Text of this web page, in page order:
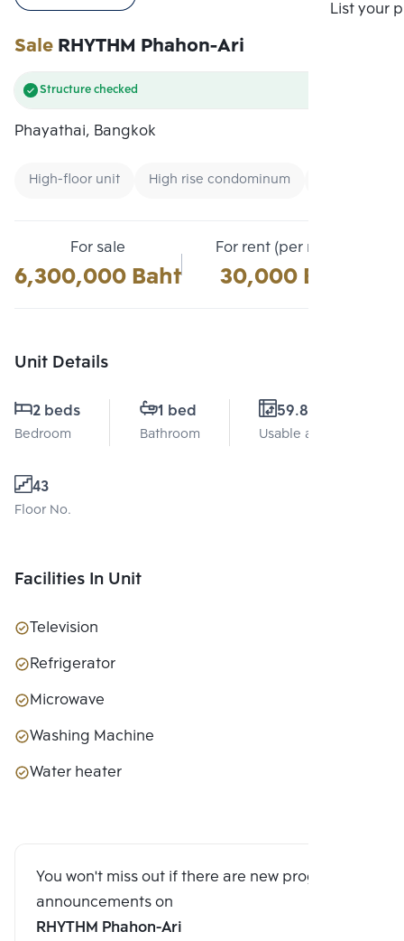
List your
SaleRHYTHM Phahon-Ari
Structure checked
Phayathai, Bangkok
High-floor unit High rise condominum
For sale
6,300,000 Baht
For rent (per month)
30,000 Baht
Unit Details
2 beds
Bedroom
1 bed
Bathroom
59.81 Sq.m.
Usable area
43
Floor No.
Facilities In Unit
Television
Refrigerator
Microwave
Washing Machine
Water heater
You won't miss out if there are new program
announcements on
RHYTHM Phahon-Ari